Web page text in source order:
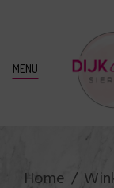
MENU
Home